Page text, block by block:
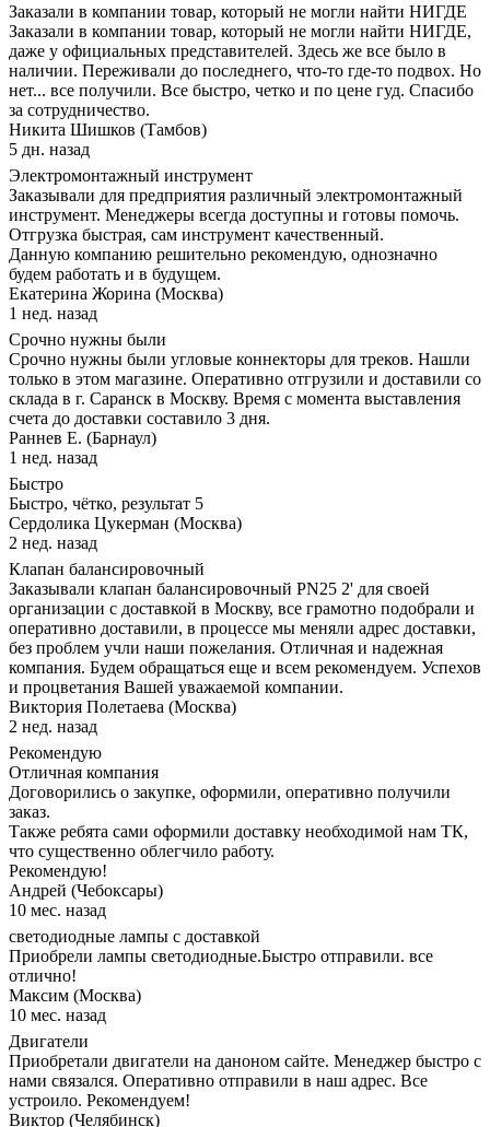
Заказали в компании товар, который не могли найти НИГДЕ
Заказали в компании товар, который не могли найти НИГДЕ,
даже у официальных представителей. Здесь же все было в
наличии. Переживали до последнего, что-то где-то подвох. Но
нет... все получили. Все быстро, четко и по цене гуд. Спасибо
за сотрудничество.
Никита Шишков (Тамбов)
5 дн. назад
Электромонтажный инструмент
Заказывали для предприятия различный электромонтажный
инструмент. Менеджеры всегда доступны и готовы помочь.
Отгрузка быстрая, сам инструмент качественный.
Данную компанию решительно рекомендую, однозначно
будем работать и в будущем.
Екатерина Жорина (Москва)
1 нед. назад
Срочно нужны были
Срочно нужны были угловые коннекторы для треков. Нашли
только в этом магазине. Оперативно отгрузили и доставили со
склада в г. Саранск в Москву. Время с момента выставления
счета до доставки составило 3 дня.
Раннев Е. (Барнаул)
1 нед. назад
Быстро
Быстро, чётко, результат 5
Сердолика Цукерман (Москва)
2 нед. назад
Клапан балансировочный
Заказывали клапан балансировочный PN25 2' для своей
организации с доставкой в Москву, все грамотно подобрали и
оперативно доставили, в процессе мы меняли адрес доставки,
без проблем учли наши пожелания. Отличная и надежная
компания. Будем обращаться еще и всем рекомендуем. Успехов
и процветания Вашей уважаемой компании.
Виктория Полетаева (Москва)
2 нед. назад
Рекомендую
Отличная компания
Договорились о закупке, оформили, оперативно получили
заказ.
Также ребята сами оформили доставку необходимой нам ТК,
что существенно облегчило работу.
Рекомендую!
Андрей (Чебоксары)
10 мес. назад
светодиодные лампы с доставкой
Приобрели лампы светодиодные.Быстро отправили. все
отлично!
Максим (Москва)
10 мес. назад
Двигатели
Приобретали двигатели на даноном сайте. Менеджер быстро с
нами связался. Оперативно отправили в наш адрес. Все
устроило. Рекомендуем!
Виктор (Челябинск)